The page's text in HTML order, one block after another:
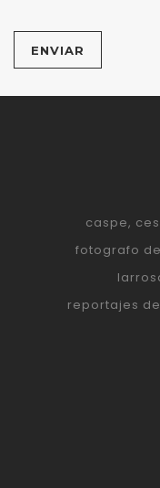
caspe
fotografo
reportajes